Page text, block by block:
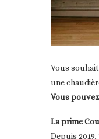
Vous
une
Vous
La prime
Depuis 2019,